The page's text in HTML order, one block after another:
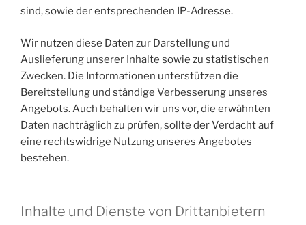
sind, sowie der entsprechenden IP-Adresse.
Wir nutzen diese Daten zur Darstellung und
Auslieferung unserer Inhalte sowie zu statistischen
Zwecken. Die Informationen unterstützen die
Bereitstellung und ständige Verbesserung unseres
Angebots. Auch behalten wir uns vor, die erwähnten
Daten nachträglich zu prüfen, sollte der Verdacht auf
eine rechtswidrige Nutzung unseres Angebotes
bestehen.
Inhalte und Dienste von Drittanbietern